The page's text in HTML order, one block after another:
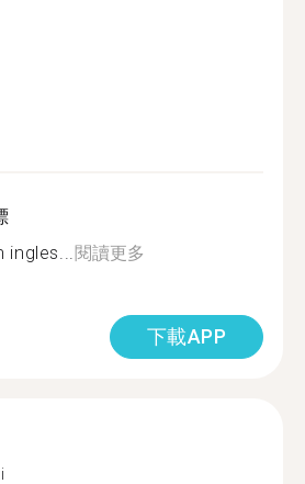
閱讀更多
下載APP